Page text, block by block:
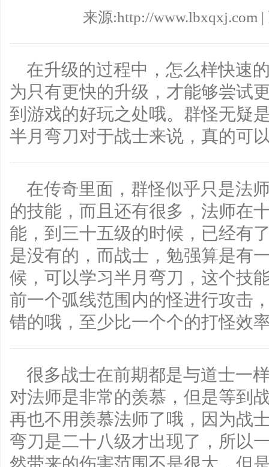
来源:http://www.lbxqxj.com
在升级的过程中，怎么样快速
为只有更快的升级，才能够尝试
到游戏的好玩之处哦。群怪无疑
半月弯刀对于战士来说，真的可
在传奇里面，群怪似乎只是法
的技能，而且还有很多，法师在
能，到三十五级的时候，已经有
是没有的，而战士，勉强算是有
候，可以学习半月弯刀，这个技
前一个弧线范围内的怪进行攻击
错的哦，至少比一个个的打怪效
很多战士在前期都是与道士一
对法师是非常的羡慕，但是等到
再也不用羡慕法师了哦，因为战
弯刀是二十八级才出现了，所以